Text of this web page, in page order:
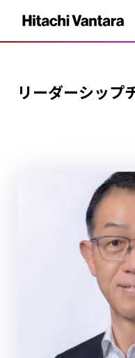
リーダーシップ